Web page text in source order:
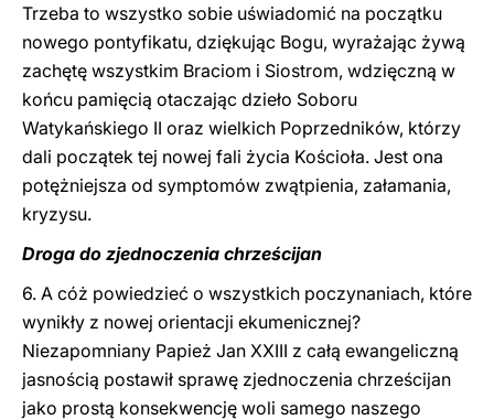
Trzeba to wszystko sobie uświadomić na początku
nowego pontyfikatu, dziękując Bogu, wyrażając żywą
zachętę wszystkim Braciom i Siostrom, wdzięczną w
końcu pamięcią otaczając dzieło Soboru
Watykańskiego II oraz wielkich Poprzedników, którzy
dali początek tej nowej fali życia Kościoła. Jest ona
potężniejsza od symptomów zwątpienia, załamania,
kryzysu.
Droga do zjednoczenia chrześcijan
6. A cóż powiedzieć o wszystkich poczynaniach, które
wynikły z nowej orientacji ekumenicznej?
Niezapomniany Papież Jan XXIII z całą ewangeliczną
jasnością postawił sprawę zjednoczenia chrześcijan
jako prostą konsekwencję woli samego naszego